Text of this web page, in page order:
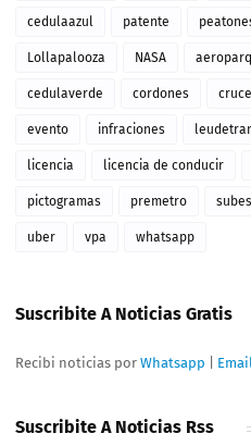
cedulaazul patente
Lollapalooza NASA
cedulaverde cordones
evento infraciones
licencia licencia de conducir
pictogramas premetro subes
uber vpa whatsapp
Suscribite A Noticias Gratis
Recibi noticias por Whatsapp
Suscribite A Noticias Rss